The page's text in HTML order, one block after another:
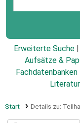
Erweiterte Suche
Aufsätze &
Fachdatenbanken
Start Details zu: